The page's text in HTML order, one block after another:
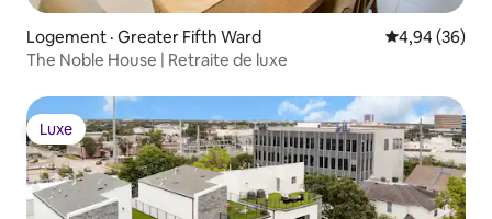
Logement · Greater Fifth Ward Note
4,94 (36)
The Noble House | Retraite de luxe
Luxe
Luxe